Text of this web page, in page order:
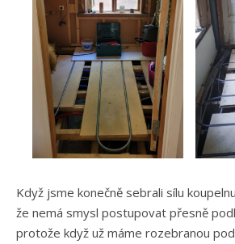
Když jsme konečně sebrali sílu
že nemá smysl postupovat přesně
protože když už máme rozebranou